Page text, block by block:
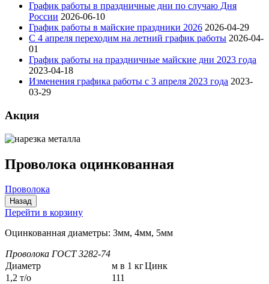
График работы в праздничные дни по случаю Дня
России 2026-06-10
График работы в майские праздники 2026 2026-04-29
С 4 апреля переходим на летний график работы 2026-04-
01
График работы на праздничные майские дни 2023 года
2023-04-18
Изменения графика работы с 3 апреля 2023 года 2023-
03-29
Акция
Проволока оцинкованная
Проволока
Перейти в корзину
Оцинкованная диаметры: 3мм, 4мм, 5мм
Проволока ГОСТ 3282-74
Диаметр
м в 1 кгЦинк
1,2 т/о
111